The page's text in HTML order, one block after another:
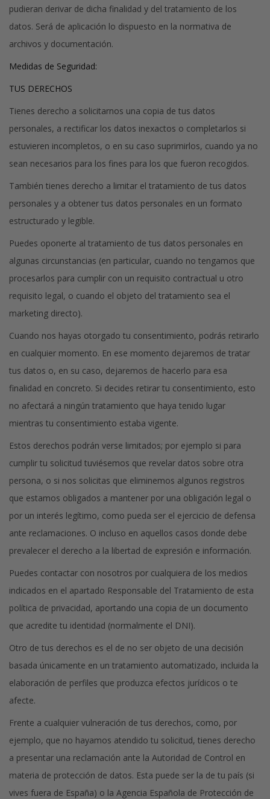
pudieran derivar de dicha finalidad y del tratamiento de los
datos. Será de aplicación lo dispuesto en la normativa de
archivos y documentación.
Medidas de Seguridad:
TUS DERECHOS
Tienes derecho a solicitarnos una copia de tus datos
personales, a rectificar los datos inexactos o completarlos si
estuvieren incompletos, o en su caso suprimirlos, cuando ya no
sean necesarios para los fines para los que fueron recogidos.
También tienes derecho a limitar el tratamiento de tus datos
personales y a obtener tus datos personales en un formato
estructurado y legible.
Puedes oponerte al tratamiento de tus datos personales en
algunas circunstancias (en particular, cuando no tengamos que
procesarlos para cumplir con un requisito contractual u otro
requisito legal, o cuando el objeto del tratamiento sea el
marketing directo).
Cuando nos hayas otorgado tu consentimiento, podrás retirarlo
en cualquier momento. En ese momento dejaremos de tratar
tus datos o, en su caso, dejaremos de hacerlo para esa
finalidad en concreto. Si decides retirar tu consentimiento, esto
no afectará a ningún tratamiento que haya tenido lugar
mientras tu consentimiento estaba vigente.
Estos derechos podrán verse limitados; por ejemplo si para
cumplir tu solicitud tuviésemos que revelar datos sobre otra
persona, o si nos solicitas que eliminemos algunos registros
que estamos obligados a mantener por una obligación legal o
por un interés legítimo, como pueda ser el ejercicio de defensa
ante reclamaciones. O incluso en aquellos casos donde debe
prevalecer el derecho a la libertad de expresión e información.
Puedes contactar con nosotros por cualquiera de los medios
indicados en el apartado Responsable del Tratamiento de esta
política de privacidad, aportando una copia de un documento
que acredite tu identidad (normalmente el DNI).
Otro de tus derechos es el de no ser objeto de una decisión
basada únicamente en un tratamiento automatizado, incluida la
elaboración de perfiles que produzca efectos jurídicos o te
afecte.
Frente a cualquier vulneración de tus derechos, como, por
ejemplo, que no hayamos atendido tu solicitud, tienes derecho
a presentar una reclamación ante la Autoridad de Control en
materia de protección de datos. Esta puede ser la de tu país (si
vives fuera de España) o la Agencia Española de Protección de